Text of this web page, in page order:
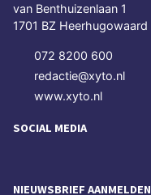
van Benthuizenlaan 1
1701 BZ Heerhugowaard
072 8200 600
redactie@xyto.nl
www.xyto.nl
SOCIAL MEDIA
NIEUWSBRIEF AANMELDEN